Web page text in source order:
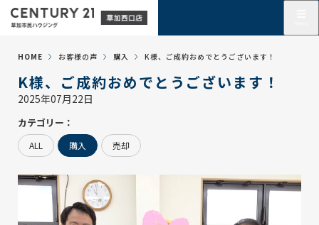
HOME お客様の声 購入 K様、ご成約おめでとうございます！
K様、ご成約おめでとうございます！
2025年07月22日
カテゴリー：
ALL 購入 売却